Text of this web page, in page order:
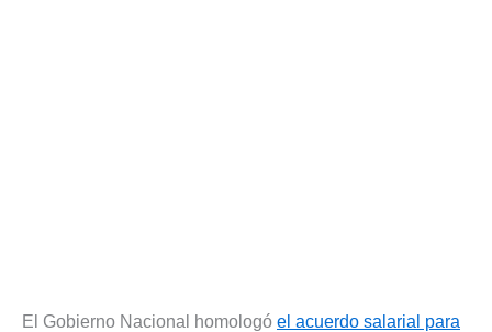
El Gobierno Nacional homologó el acuerdo salarial para